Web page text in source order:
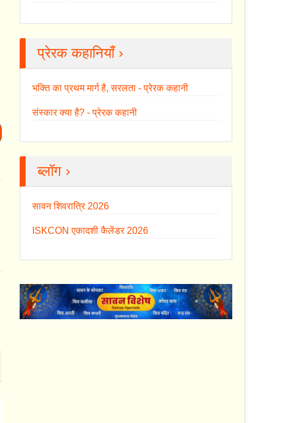
प्रेरक कहानियाँ ›
भक्ति का प्रथम मार्ग है, सरलता - प्रेरक कहानी
संस्कार क्या है? - प्रेरक कहानी
ब्लॉग ›
सावन शिवरात्रि 2026
ISKCON एकादशी कैलेंडर 2026